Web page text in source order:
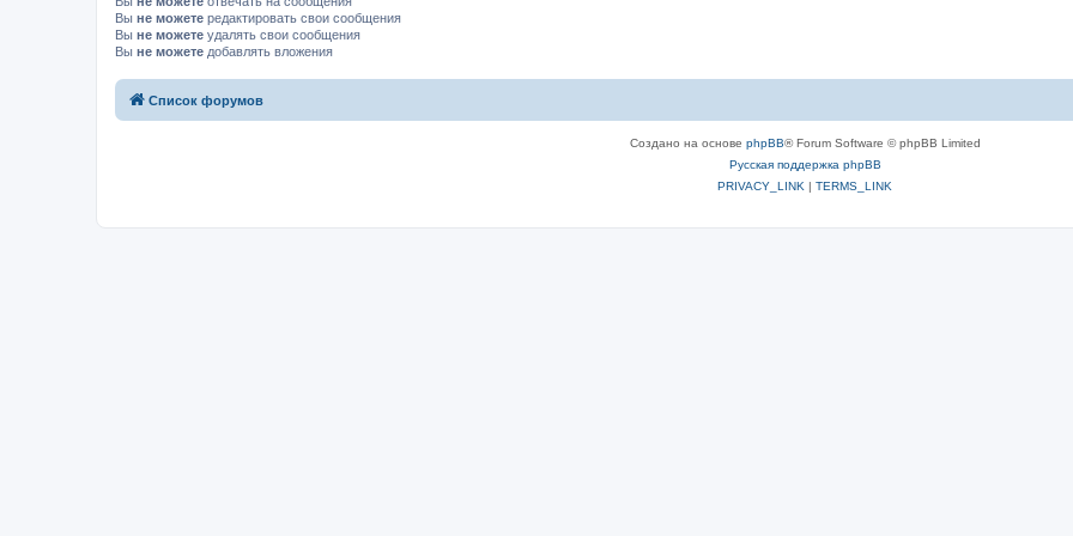
Вы не можете редактировать свои сообщения
Вы не можете удалять свои сообщения
Вы не можете добавлять вложения
Список форумов
Создано на основе phpBB® Forum Software © phpBB Limited
Русская поддержка phpBB
PRIVACY_LINK | TERMS_LINK